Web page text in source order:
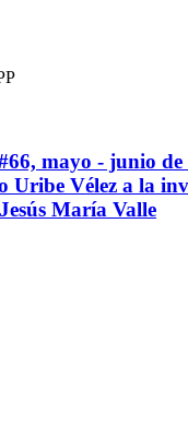
mayo - junio de
Uribe Vélez a la
María Valle